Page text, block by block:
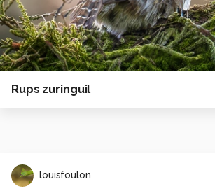
Rups zuringuil
louisfoulon